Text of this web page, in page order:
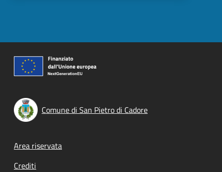
Comune di San Pietro di Cadore
Footer menu
Area riservata
Crediti